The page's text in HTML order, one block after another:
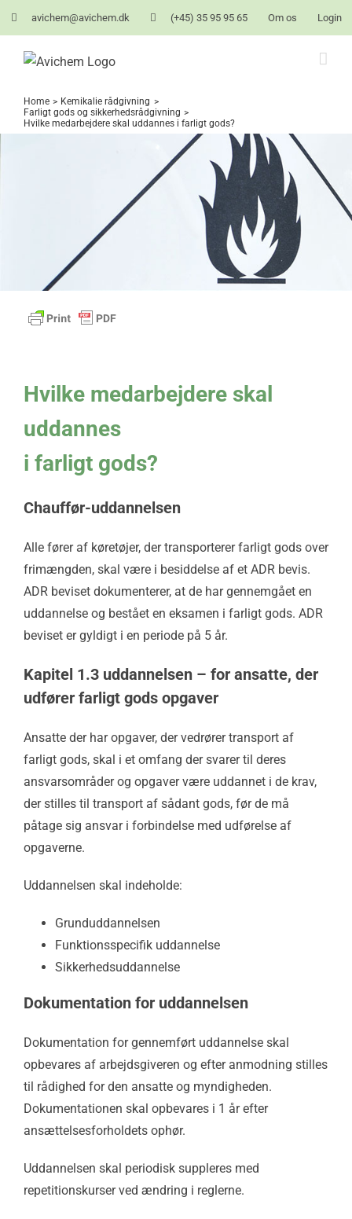
Skip
to
content
avichem@avichem.dk (+45) 35 95 95 65 Om os Login
Home
Kemikalie rådgivning
Farligt gods og sikkerhedsrådgivning
Hvilke medarbejdere skal uddannes i farligt gods?
Hvilke medarbejdere skal
uddannes
i farligt gods?
Chauffør-uddannelsen
Alle fører af køretøjer, der transporterer farligt gods over
frimængden, skal være i besiddelse af et ADR bevis.
ADR beviset dokumenterer, at de har gennemgået en
uddannelse og bestået en eksamen i farligt gods. ADR
beviset er gyldigt i en periode på 5 år.
Kapitel 1.3 uddannelsen – for ansatte, der
udfører farligt gods opgaver
Ansatte der har opgaver, der vedrører transport af
farligt gods, skal i et omfang der svarer til deres
ansvarsområder og opgaver være uddannet i de krav,
der stilles til transport af sådant gods, før de må
påtage sig ansvar i forbindelse med udførelse af
opgaverne.
Uddannelsen skal indeholde:
Grunduddannelsen
Funktionsspecifik uddannelse
Sikkerhedsuddannelse
Dokumentation for uddannelsen
Dokumentation for gennemført uddannelse skal
opbevares af arbejdsgiveren og efter anmodning stilles
til rådighed for den ansatte og myndigheden.
Dokumentationen skal opbevares i 1 år efter
ansættelsesforholdets ophør.
Uddannelsen skal periodisk suppleres med
repetitionskurser ved ændring i reglerne.